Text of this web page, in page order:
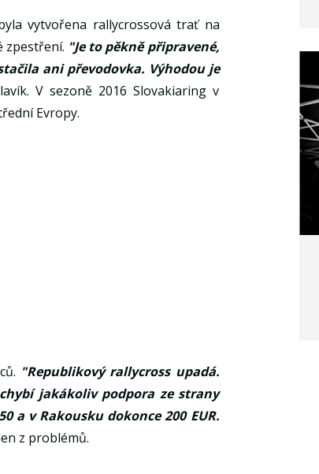
vytvořena rallycrossová trať na
zpestření. "Je to pěkně připravené,
ani převodovka. Výhodou je
V sezoně 2016 Slovakiaring v
Evropy.
"Republikový rallycross upadá.
jakákoliv podpora ze strany
a v Rakousku dokonce 200 EUR.
z problémů.